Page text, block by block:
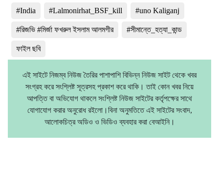
#India #Lalmonirhat_BSF_kill #uno Kaliganj
#রিজভি #মির্জা ফখরুল ইসলাম আলমগীর #সীমান্তে_হত্যা_কান্ড
ফাইল ছবি
এই সাইটে নিজম্ব নিউজ তৈরির পাশাপাশি বিভিন্ন নিউজ সাইট থেকে খবর
সংগ্রহ করে সংশ্লিষ্ট সূত্রসহ প্রকাশ করে থাকি। তাই কোন খবর নিয়ে
আপত্তি বা অভিযোগ থাকলে সংশ্লিষ্ট নিউজ সাইটের কর্তৃপক্ষের সাথে
যোগাযোগ করার অনুরোধ রইলো।বিনা অনুমতিতে এই সাইটের সংবাদ,
আলোকচিত্র অডিও ও ভিডিও ব্যবহার করা বেআইনি।